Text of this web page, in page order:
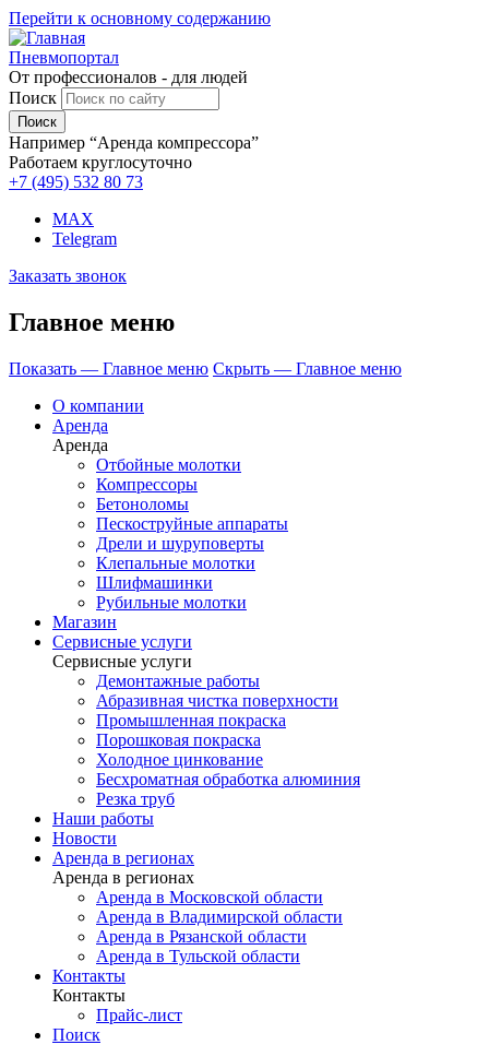
Перейти к основному содержанию
Пневмопортал
От профессионалов - для людей
Поиск
Например “Аренда компрессора”
Работаем круглосуточно
+7 (495) 532 80 73
MAX
Telegram
Заказать звонок
Главное меню
Показать — Главное меню Скрыть — Главное меню
О компании
Аренда
Аренда
Отбойные молотки
Компрессоры
Бетоноломы
Пескоструйные аппараты
Дрели и шуруповерты
Клепальные молотки
Шлифмашинки
Рубильные молотки
Магазин
Сервисные услуги
Сервисные услуги
Демонтажные работы
Абразивная чистка поверхности
Промышленная покраска
Порошковая покраска
Холодное цинкование
Бесхроматная обработка алюминия
Резка труб
Наши работы
Новости
Аренда в регионах
Аренда в регионах
Аренда в Московской области
Аренда в Владимирской области
Аренда в Рязанской области
Аренда в Тульской области
Контакты
Контакты
Прайс-лист
Поиск